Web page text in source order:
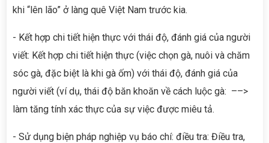
khi “lên lão” ở làng quê Việt Nam trước kia.
- Kết hợp chi tiết hiện thực với thái độ, đánh giá của người
viết: Kết hợp chi tiết hiện thực (việc chọn gà, nuôi và chăm
sóc gà, đặc biệt là khi gà ốm) với thái độ, đánh giá của
người viết (ví dụ, thái độ băn khoăn về cách luộc gà: ––>
làm tăng tính xác thực của sự việc được miêu tả.
- Sử dụng biện pháp nghiệp vụ báo chí: điều tra: Điều tra,